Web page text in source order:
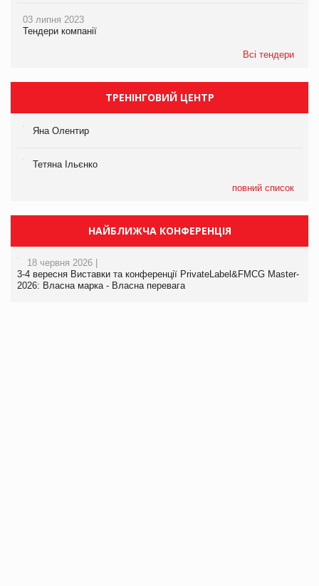
03 липня 2023
Тендери компанії
Всі тендери
ТРЕНІНГОВИЙ ЦЕНТР
Яна Олентир
Тетяна Ільєнко
повний список
НАЙБЛИЖЧА КОНФЕРЕНЦІЯ
18 червня 2026 |
3-4 вересня Виставки та конференції PrivateLabel&FMCG Master-
2026: Власна марка - Власна перевага